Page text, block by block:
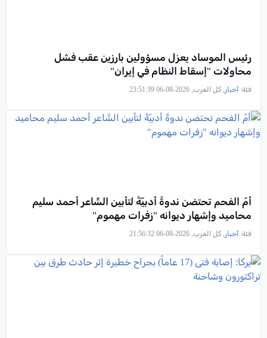
رئيس الموساد يعزل مسؤولين بارزين عقب فشل
محاولات "إسقاط النظام في إيران"
فئة: أخبار , كل العرب, 2026-08-06 23:51:39
أمّ الفحم تحتضن ندوةً أدبيّةً لتأبين الشّاعر أحمد سليم
محاميد وإشهار ديوانه "زفرات مهموم"
فئة: أخبار , كل العرب, 2026-08-06 21:56:32